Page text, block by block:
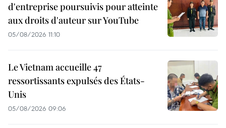
d'entreprise poursuivis pour atteinte
aux droits d'auteur sur YouTube
05/08/2026 11:10
Le Vietnam accueille 47
ressortissants expulsés des États-
Unis
05/08/2026 09:06